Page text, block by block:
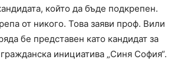
който да бъде подкрепен.
от никого. Това заяви проф. Вили
бе представен като кандидат за
инициатива „Синя София“.